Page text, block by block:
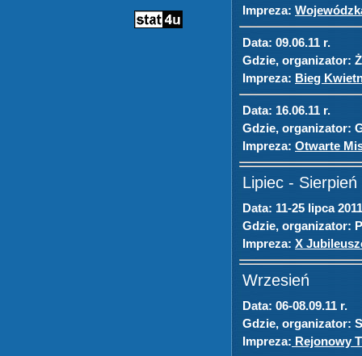
Impreza:
Data: 09.06.11 r.
Gdzie, organizator:
Impreza: Bieg
Data: 16.06.11 r.
Gdzie, organizator:
Impreza: Otwarte
Lipiec - Sierpień
Data: 11-25 lipca
Gdzie, organizator:
Impreza: X
Wrzesień
Data: 06-08.09.11 r.
Gdzie, organizator:
Impreza: Rejonowy